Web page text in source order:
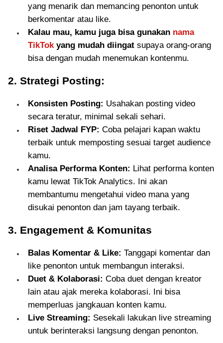
yang menarik dan memancing penonton untuk
berkomentar atau like.
Kalau mau, kamu juga bisa gunakan nama
TikTokyang mudah diingat supaya orang-orang
bisa dengan mudah menemukan kontenmu.
2. Strategi Posting:
Konsisten Posting: Usahakan posting video
secara teratur, minimal sekali sehari.
Riset Jadwal FYP: Coba pelajari kapan waktu
terbaik untuk memposting sesuai target audience
kamu.
Analisa Performa Konten: Lihat performa konten
kamu lewat TikTok Analytics. Ini akan
membantumu mengetahui video mana yang
disukai penonton dan jam tayang terbaik.
3. Engagement & Komunitas
Balas Komentar & Like: Tanggapi komentar dan
like penonton untuk membangun interaksi.
Duet & Kolaborasi: Coba duet dengan kreator
lain atau ajak mereka kolaborasi. Ini bisa
memperluas jangkauan konten kamu.
Live Streaming: Sesekali lakukan live streaming
untuk berinteraksi langsung dengan penonton.